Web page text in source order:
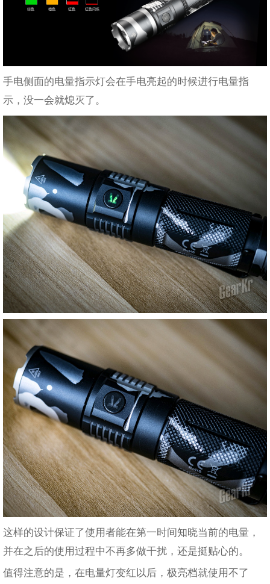
手电侧面的电量指示灯会在手电亮起的时候进行电量指
示，没一会就熄灭了。
这样的设计保证了使用者能在第一时间知晓当前的电量，
并在之后的使用过程中不再多做干扰，还是挺贴心的。
值得注意的是，在电量灯变红以后，极亮档就使用不了